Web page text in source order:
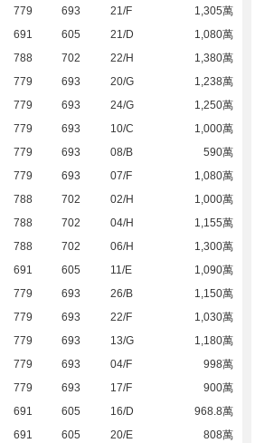
779 693 21/F
1,305萬
691 605 21/D
1,080萬
788 702 22/H
1,380萬
779 693 20/G
1,238萬
779 693 24/G
1,250萬
779 693 10/C
1,000萬
779 693 08/B
590萬
779 693 07/F
1,080萬
788 702 02/H
1,000萬
788 702 04/H
1,155萬
788 702 06/H
1,300萬
691 605 11/E
1,090萬
779 693 26/B
1,150萬
779 693 22/F
1,030萬
779 693 13/G
1,180萬
779 693 04/F
998萬
779 693 17/F
900萬
691 605 16/D
968.8萬
691 605 20/E
808萬